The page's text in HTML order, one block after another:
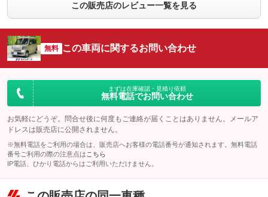
この販売店のレビュー一覧を見る
無料 この車両に関するお問い合わせ
まずは在庫確認・見積り依頼
無料電話でお問い合わせ
お気軽にどうぞ。問合せ後に何度もご連絡が届くことはありません。メールア
ドレスは販売店に公開されません。
※無料電話をご利用の場合は、販売店へお客様の電話番号が通知されます。無料電話
番号ご利用の際の注意点は こちら
IP電話、ひかり電話からはご利用いただけません。